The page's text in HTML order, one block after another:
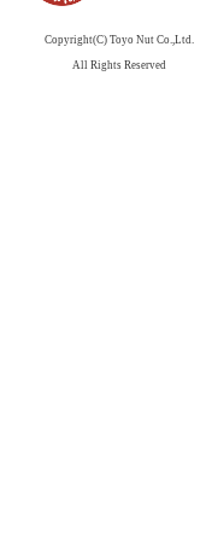
Copyright(C) Toyo Nut Co.,Ltd.
All Rights Reserved